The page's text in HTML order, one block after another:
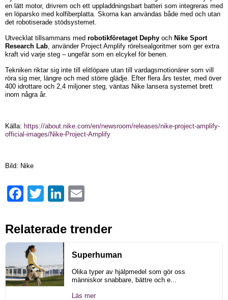
en lätt motor, drivrem och ett uppladdningsbart batteri som integreras med
en löparsko med kolfiberplatta. Skorna kan användas både med och utan
det robotiserade stödsystemet.
Utvecklat tillsammans med robotikföretaget Dephy och Nike Sport
Research Lab , använder Project Amplify rörelsealgoritmer som ger extra
kraft vid varje steg – ungefär som en elcykel för benen.
Tekniken riktar sig inte till elitlöpare utan till vardagsmotionärer som vill
röra sig mer, längre och med större glädje. Efter flera års tester, med över
400 idrottare och 2,4 miljoner steg, väntas Nike lansera systemet brett
inom några år.
Källa: https://about.nike.com/en/newsroom/releases/nike-project-amplify-
official-images/Nike-Project-Amplify
Bild: Nike
FacebookTwitter LinkedIn
Relaterade trender
Superhuman
Olika typer av hjälpmedel som gör oss
människor snabbare, bättre och e...
Läs mer